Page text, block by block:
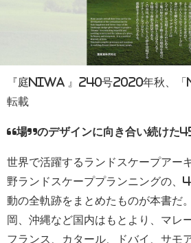
『庭NIWA 』240号2020年秋、「
転載
“場”のデザインに向き合い続けた
世界で活躍するランドスケープアー
野ランドスケーププランニングの、
動の全軌跡をまとめたものが本書だ
岡、沖縄など国内はもとより、マレ
フランス、カタール、ドバイ、サモ